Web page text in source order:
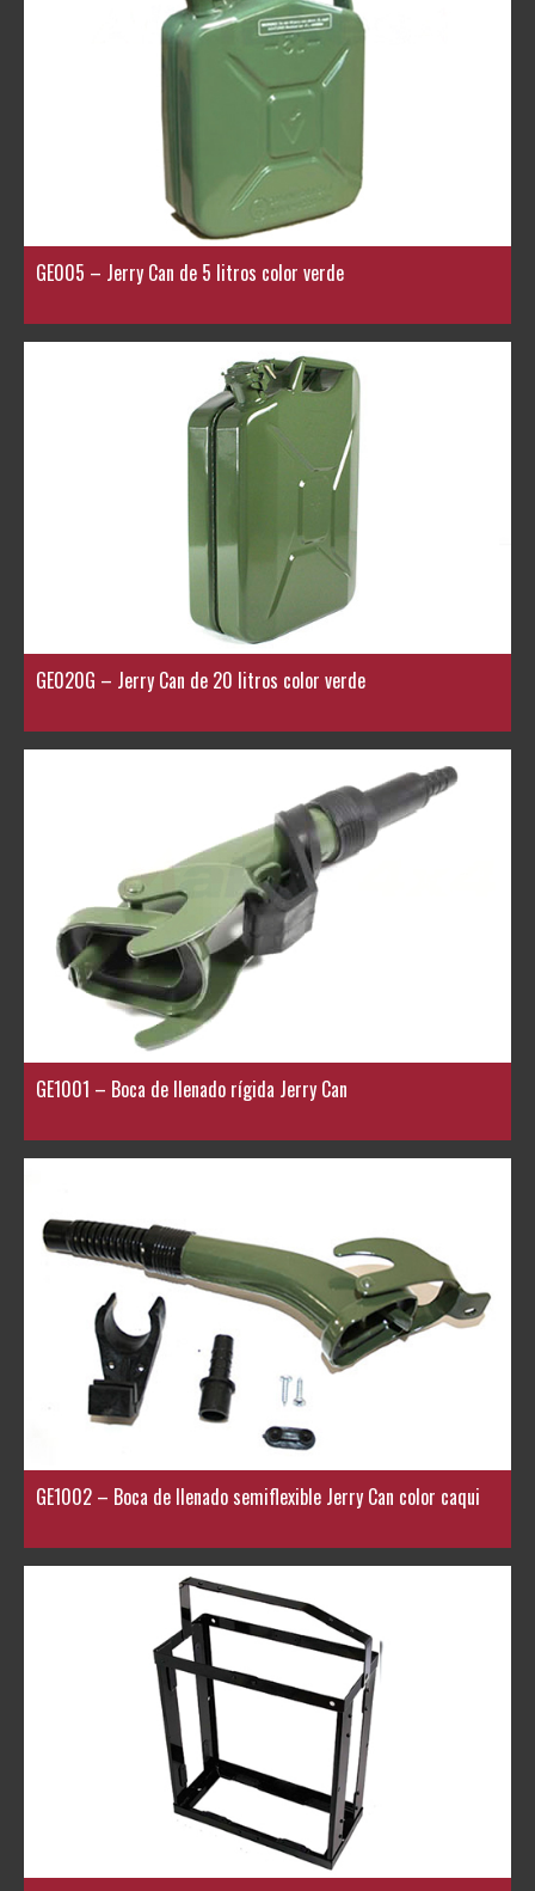
GE005 – Jerry Can de 5 litros color verde
GE020G – Jerry Can de 20 litros color verde
GE1001 – Boca de llenado rígida Jerry Can
GE1002 – Boca de llenado semiflexible Jerry Can color caqui